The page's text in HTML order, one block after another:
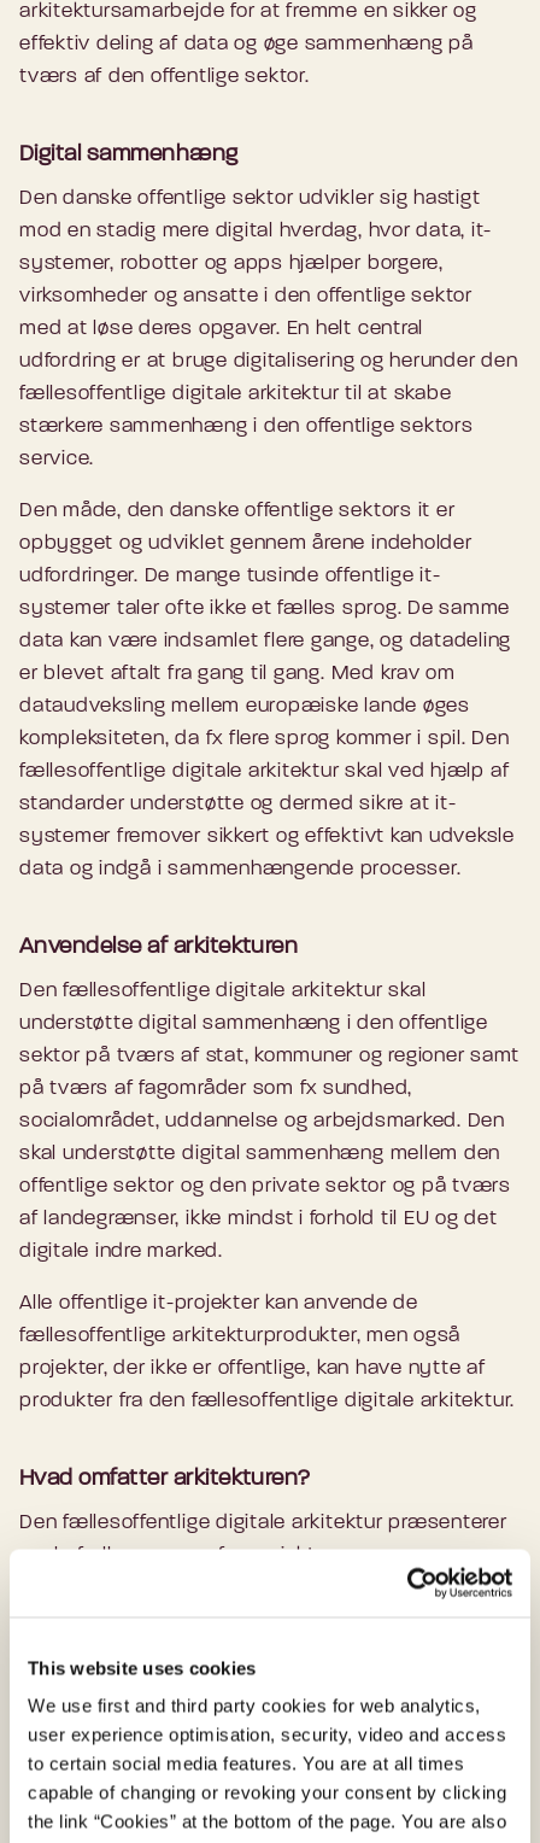
This website uses cookies
We use first and third party cookies for web analytics,
user experience optimisation, security, video and access
to certain social media features. You are at all times
capable of changing or revoking your consent by clicking
the link “Cookies” at the bottom of the page. You are also
arkitektursamarbejde for at fremme en sikker og
effektiv deling af data og øge sammenhæng på
tværs af den offentlige sektor.
Digital sammenhæng
Den danske offentlige sektor udvikler sig hastigt
mod en stadig mere digital hverdag, hvor data, it-
systemer, robotter og apps hjælper borgere,
virksomheder og ansatte i den offentlige sektor
med at løse deres opgaver. En helt central
udfordring er at bruge digitalisering og herunder den
fællesoffentlige digitale arkitektur til at skabe
stærkere sammenhæng i den offentlige sektors
service.
Den måde, den danske offentlige sektors it er
opbygget og udviklet gennem årene indeholder
udfordringer. De mange tusinde offentlige it-
systemer taler ofte ikke et fælles sprog. De samme
data kan være indsamlet flere gange, og datadeling
er blevet aftalt fra gang til gang. Med krav om
dataudveksling mellem europæiske lande øges
kompleksiteten, da fx flere sprog kommer i spil. Den
fællesoffentlige digitale arkitektur skal ved hjælp af
standarder understøtte og dermed sikre at it-
systemer fremover sikkert og effektivt kan udveksle
data og indgå i sammenhængende processer.
Anvendelse af arkitekturen
Den fællesoffentlige digitale arkitektur skal
understøtte digital sammenhæng i den offentlige
sektor på tværs af stat, kommuner og regioner samt
på tværs af fagområder som fx sundhed,
socialområdet, uddannelse og arbejdsmarked. Den
skal understøtte digital sammenhæng mellem den
offentlige sektor og den private sektor og på tværs
af landegrænser, ikke mindst i forhold til EU og det
digitale indre marked.
Alle offentlige it-projekter kan anvende de
fællesoffentlige arkitekturprodukter, men også
projekter, der ikke er offentlige, kan have nytte af
produkter fra den fællesoffentlige digitale arkitektur.
Hvad omfatter arkitekturen?
Den fællesoffentlige digitale arkitektur præsenterer
nogle fælles rammer for projekternes
arkitekturarbejde, herunder governance med fora,
og kvalitetssikring gennem review.
Den fællesoffentlige digitale arkitektur indeholder
desuden en rammearkitektur, der består af et antal
referencearkitekturer, der definerer genbrugelige